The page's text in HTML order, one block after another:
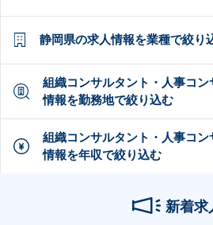
静岡県の求人情報を業種で絞り
組織コンサルタント・人事コン
情報を勤務地で絞り込む
組織コンサルタント・人事コン
情報を年収で絞り込む
新着求